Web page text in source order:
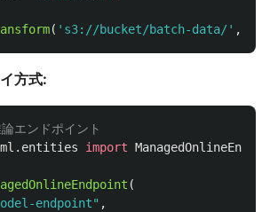
( ' s3://bucket/batch-data/' ,
方式:
import
(
endpoint" ,